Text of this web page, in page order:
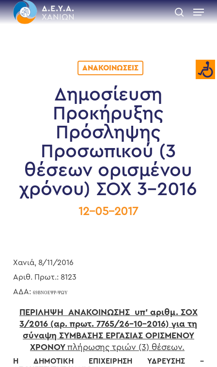
Skip
to
main
search
Menu
ΑΝΑΚΟΙΝΏΣΕΙΣ
Δημοσίευση
Προκήρυξης
Πρόσληψης
Προσωπικού (3
θέσεων ορισμένου
χρόνου) ΣΟΧ 3-2016
12-05-2017
Χανιά, 8/11/2016
Αριθ. Πρωτ.: 8123
ΑΔΑ: 69ΒΝΟΕΨΡ-ΨΩΥ
ΠΕΡΙΛΗΨΗ ΑΝΑΚΟΙΝΩΣΗΣ υπ’ αριθμ. ΣΟΧ
3/2016 (αρ. πρωτ. 7765/26-10-2016) για τη
σύναψη ΣΥΜΒΑΣΗΣ ΕΡΓΑΣΙΑΣ ΟΡΙΣΜΕΝΟΥ
ΧΡΟΝΟΥ πλήρωσης τριών (3) θέσεων.
Η ΔΗΜΟΤΙΚΗ ΕΠΙΧΕΙΡΗΣΗ ΥΔΡΕΥΣΗΣ –